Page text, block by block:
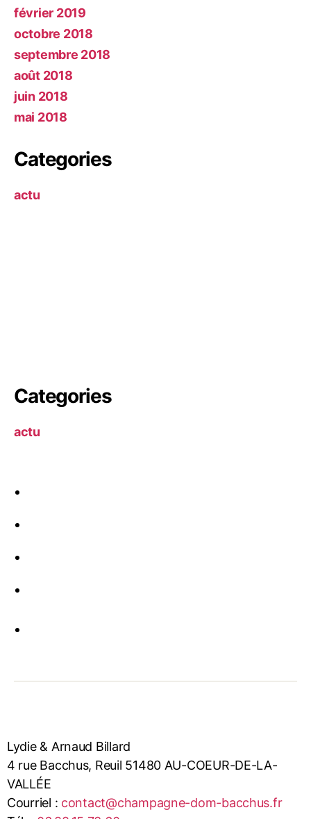
février 2019
octobre 2018
septembre 2018
août 2018
juin 2018
mai 2018
Categories
actu
Categories
actu
Lydie & Arnaud Billard
4 rue Bacchus, Reuil 51480 AU-COEUR-DE-LA-
VALLÉE
Courriel : contact@champagne-dom-bacchus.fr